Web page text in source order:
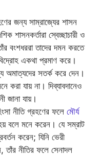
জন্য সাম্রাজ্যের শাসন
শাসনকর্তারা স্বেচ্ছাচারী ও
বংশধররা তাদের দমন করতে
একথা প্রমাণ করে।
অমাত্যদের সতর্ক করে দেন।
যায় না। দিব্যাবদানেও
জানা যায়।
নীতি গ্রহণের ফলে মৌর্য
বলে মনে করেন। যে সম্রাট
করেন; যিনি ভেরী
নীতির ফলে সেনাদল